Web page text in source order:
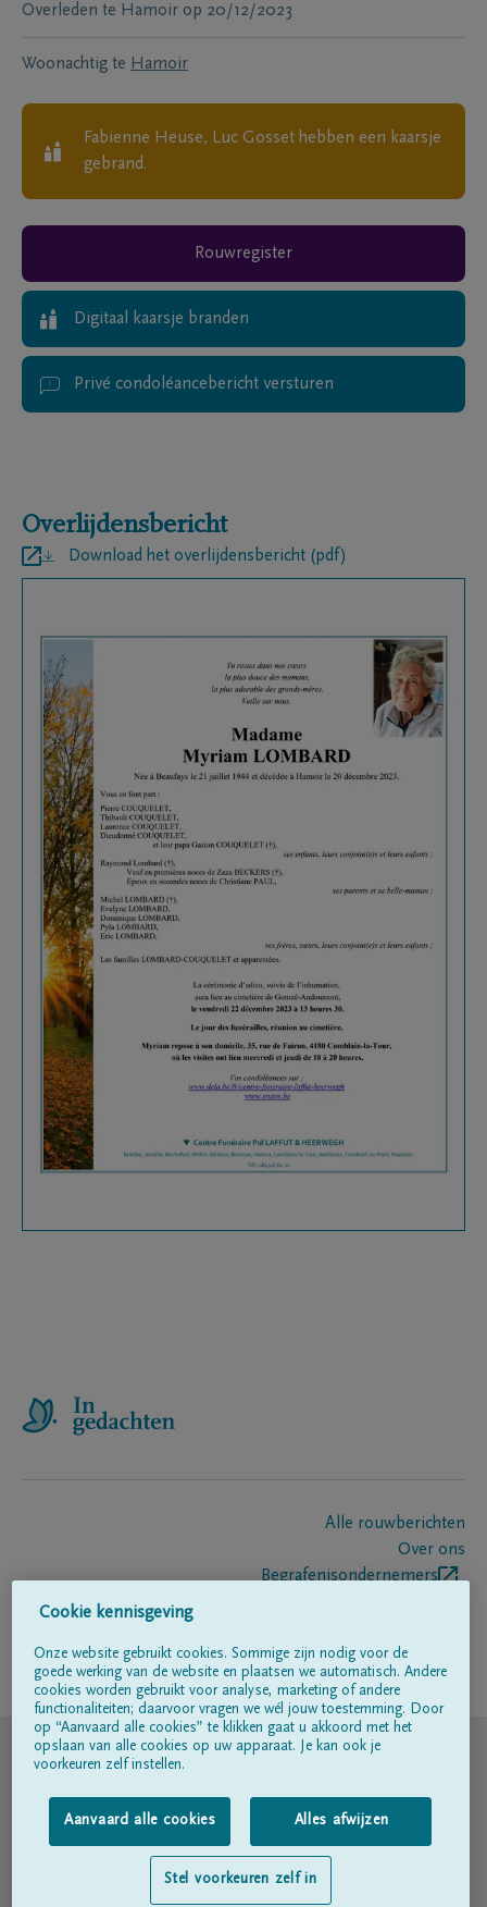
Overleden te Hamoir op 20/12/2023
Woonachtig te Hamoir
Fabienne Heuse, Luc Gosset hebben een kaarsje
gebrand.
Rouwregister
Digitaal kaarsje branden
Privé condoléancebericht versturen
Overlijdensbericht
Download het overlijdensbericht (pdf)
Alle rouwberichten
Over ons
Begrafenisondernemers
Volg ons op
© DELA
Gebruiksvoorwaarden
Privacyverklaring
Toegankelijkheidsverklaring
Cookie kennisgeving
Onze website gebruikt cookies. Sommige zijn nodig voor de
goede werking van de website en plaatsen we automatisch. Andere
cookies worden gebruikt voor analyse, marketing of andere
functionaliteiten; daarvoor vragen we wél jouw toestemming. Door
op “Aanvaard alle cookies” te klikken gaat u akkoord met het
opslaan van alle cookies op uw apparaat. Je kan ook je
voorkeuren zelf instellen.
Aanvaard alle cookies Alles afwijzen
Stel voorkeuren zelf in